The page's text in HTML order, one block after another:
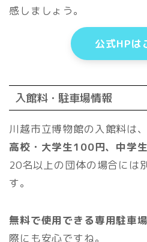
感しましょう。
公式HPは
入館料・駐車場情報
川越市立博物館の入館料は、
高校・大学生100円、中学
20名以上の団体の場合には
す。
無料で使用できる専用駐車
際にも安心ですね。